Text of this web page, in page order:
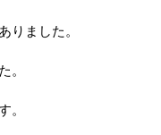
りました。
。
。